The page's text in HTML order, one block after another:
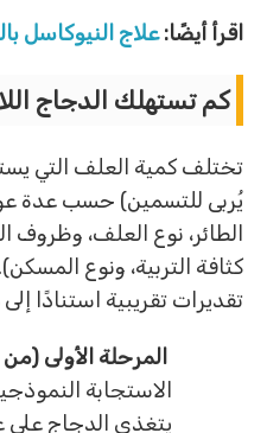
اقرأ أيضًا:علاج النيوكاسل
كم تستهلك الدجاج
تختلف كمية العلف التي
يُربى للتسمين) حسب عدة
الطائر، نوع العلف، وظروف
كثافة التربية، ونوع
تقديرات تقريبية استنادًا
المرحلة الأولى (من
الاستجابة
يتغذى الدجاج على